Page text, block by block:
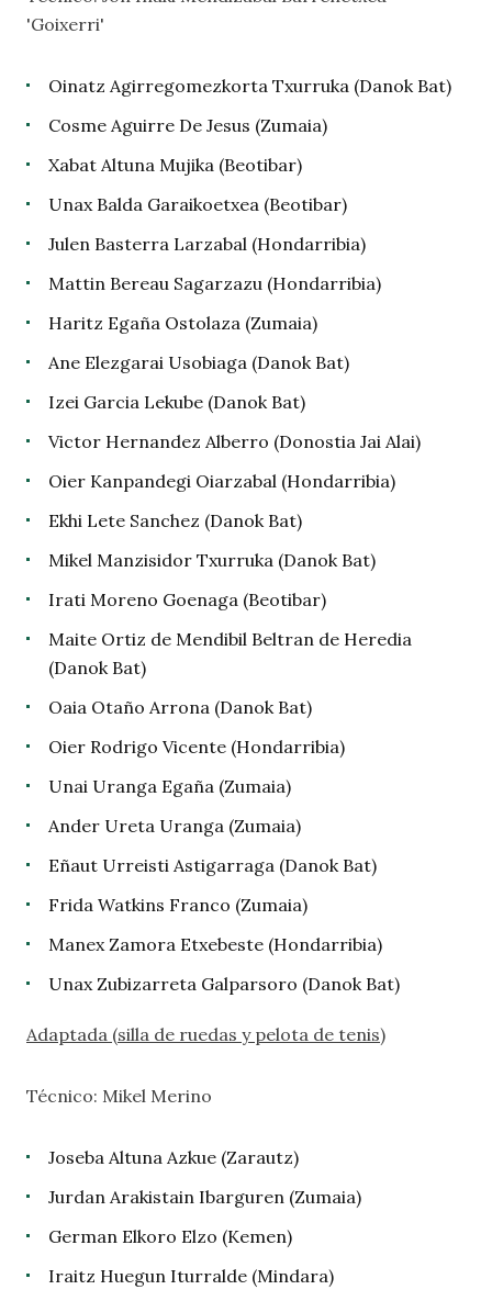
'Goixerri'
Oinatz Agirregomezkorta Txurruka (Danok Bat)
Cosme Aguirre De Jesus (Zumaia)
Xabat Altuna Mujika (Beotibar)
Unax Balda Garaikoetxea (Beotibar)
Julen Basterra Larzabal (Hondarribia)
Mattin Bereau Sagarzazu (Hondarribia)
Haritz Egaña Ostolaza (Zumaia)
Ane Elezgarai Usobiaga (Danok Bat)
Izei Garcia Lekube (Danok Bat)
Victor Hernandez Alberro (Donostia Jai Alai)
Oier Kanpandegi Oiarzabal (Hondarribia)
Ekhi Lete Sanchez (Danok Bat)
Mikel Manzisidor Txurruka (Danok Bat)
Irati Moreno Goenaga (Beotibar)
Maite Ortiz de Mendibil Beltran de Heredia
(Danok Bat)
Oaia Otaño Arrona (Danok Bat)
Oier Rodrigo Vicente (Hondarribia)
Unai Uranga Egaña (Zumaia)
Ander Ureta Uranga (Zumaia)
Eñaut Urreisti Astigarraga (Danok Bat)
Frida Watkins Franco (Zumaia)
Manex Zamora Etxebeste (Hondarribia)
Unax Zubizarreta Galparsoro (Danok Bat)
Adaptada (silla de ruedas y pelota de tenis)
Técnico: Mikel Merino
Joseba Altuna Azkue (Zarautz)
Jurdan Arakistain Ibarguren (Zumaia)
German Elkoro Elzo (Kemen)
Iraitz Huegun Iturralde (Mindara)